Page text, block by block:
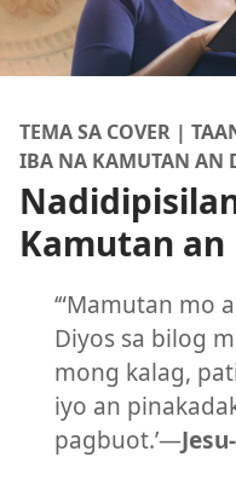
TEMA SA COVER |
IBA NA KAMUTAN AN
Kamutan an
‘“Mamutan mo
Diyos sa bilog
mong kalag,
iyo an
pagbuot.’—